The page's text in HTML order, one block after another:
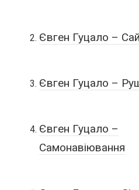
Євген Гуцало –
Євген Гуцало –
Євген Гуцало –
Самонавіювання